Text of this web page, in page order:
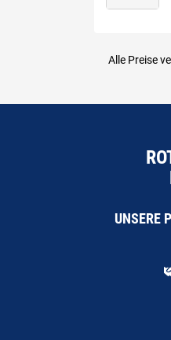
Alle Preise
UNSERE